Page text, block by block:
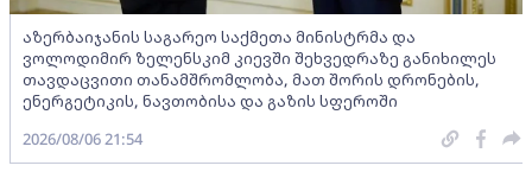
აზერბაიჯანის საგარეო საქმეთა მინისტრმა და
ვოლოდიმირ ზელენსკიმ კიევში შეხვედრაზე განიხილეს
თავდაცვითი თანამშრომლობა, მათ შორის დრონების,
ენერგეტიკის, ნავთობისა და გაზის სფეროში
2026/08/06 21:54